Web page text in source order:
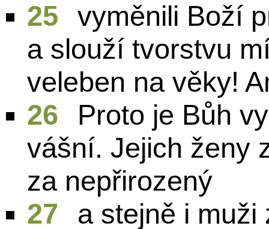
25
vyměnili Boží
a slouží tvorstvu
veleben na věky!
26
Proto je Bůh
vášní. Jejich ženy
za nepřirozený
27
a stejně i muži